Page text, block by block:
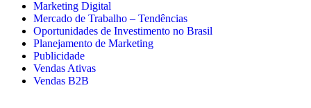
Marketing Digital
Mercado de Trabalho – Tendências
Oportunidades de Investimento no Brasil
Planejamento de Marketing
Publicidade
Vendas Ativas
Vendas B2B